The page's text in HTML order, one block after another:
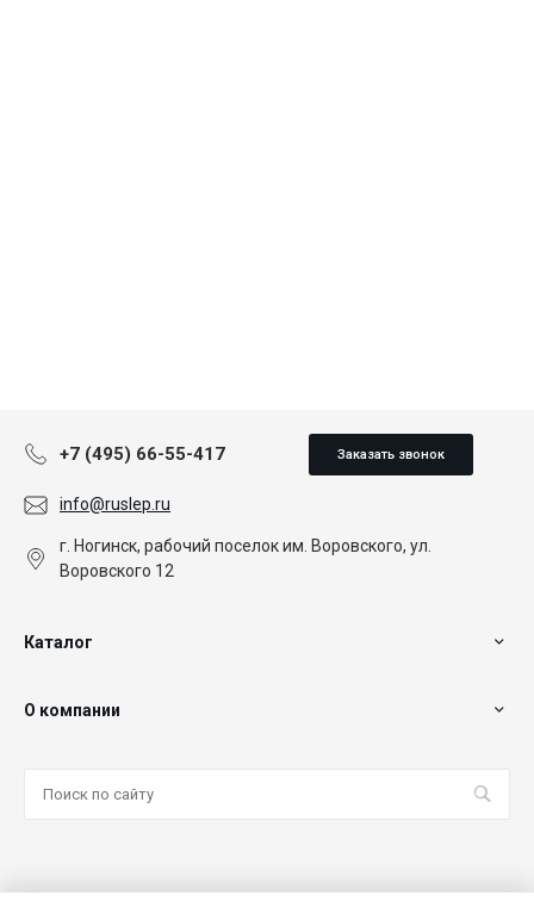
+7 (495) 66-55-417 Заказать звонок
info@ruslep.ru
г. Ногинск, рабочий поселок им. Воровского, ул.
Воровского 12
Каталог
О компании